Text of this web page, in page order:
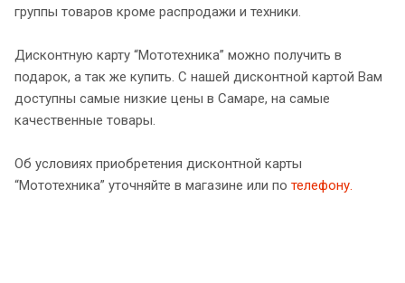
группы товаров кроме распродажи и техники.
Дисконтную карту “Мототехника” можно получить в
подарок, а так же купить. С нашей дисконтной картой Вам
доступны самые низкие цены в Самаре, на самые
качественные товары.
Об условиях приобретения дисконтной карты
“Мототехника” уточняйте в магазине или по телефону.